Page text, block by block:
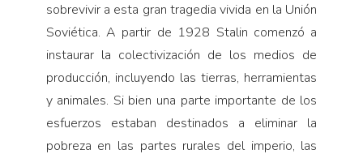
sobrevivir a esta gran tragedia vivida en la Unión
Soviética. A partir de 1928 Stalin comenzó a
instaurar la colectivización de los medios de
producción, incluyendo las tierras, herramientas
y animales. Si bien una parte importante de los
esfuerzos estaban destinados a eliminar la
pobreza en las partes rurales del imperio, las